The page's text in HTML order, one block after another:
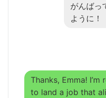
がんばっ
ように！
Thanks, Emma! I’m
to land a job that